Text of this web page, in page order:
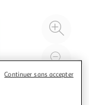
à
Continuer sans accepter